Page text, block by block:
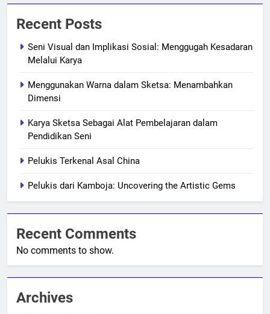
Recent Posts
Seni Visual dan Implikasi Sosial: Menggugah Kesadaran
Melalui Karya
Menggunakan Warna dalam Sketsa: Menambahkan
Dimensi
Karya Sketsa Sebagai Alat Pembelajaran dalam
Pendidikan Seni
Pelukis Terkenal Asal China
Pelukis dari Kamboja: Uncovering the Artistic Gems
Recent Comments
No comments to show.
Archives